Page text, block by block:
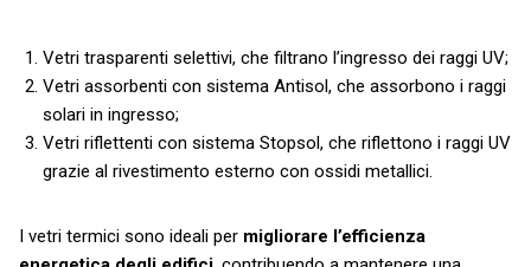
Vetri trasparenti selettivi, che filtrano l’ingresso dei raggi UV;
Vetri assorbenti con sistema Antisol, che assorbono i raggi
solari in ingresso;
Vetri riflettenti con sistema Stopsol, che riflettono i raggi UV
grazie al rivestimento esterno con ossidi metallici.
I vetri termici sono ideali per migliorare l’efficienza